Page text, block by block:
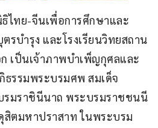
ธิไทย-จีนเพื่อการศึกษาและ
รบำรุง และโรงเรียนวิทยสถาน
เป็นเจ้าภาพบำเพ็ญกุศลและ
รรมพระบรมศพ สมเด็จ
รมราชินีนาถ พระบรมราชชนนี
ตมหาปราสาท ในพระบรม